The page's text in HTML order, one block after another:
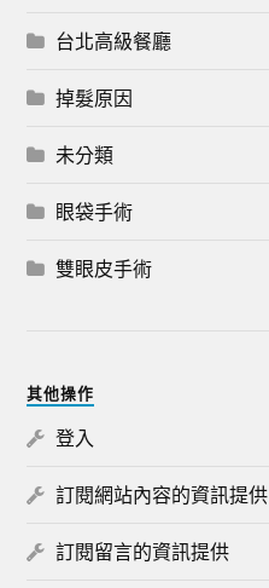
台北高級餐廳
掉髮原因
未分類
眼袋手術
雙眼皮手術
其他操作
登入
訂閱網站內容的資訊提供
訂閱留言的資訊提供